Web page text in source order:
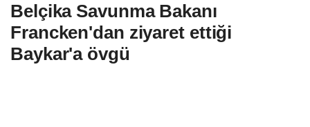
Belçika Savunma Bakanı
Francken'dan ziyaret ettiği
Baykar'a övgü